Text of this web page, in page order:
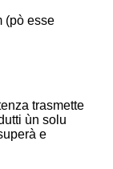
(pò esse
trasmette
ùn solu
e